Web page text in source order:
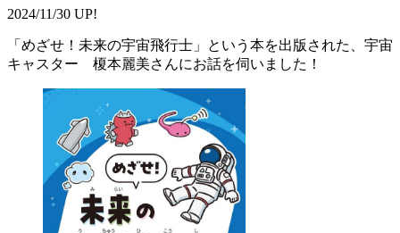
2024/11/30 UP!
「めざせ！未来の宇宙飛行士」という本を出版された、宇宙
キャスター 榎本麗美さんにお話を伺いました！